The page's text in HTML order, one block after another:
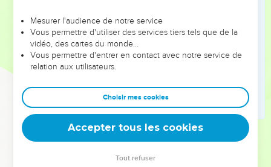
leur foi ou leur vision. Mais on voit moins les doutes, les erreurs
et les saisons difficiles qu'ils ont traversés, alors même que ce
sont elles qui les ont façonnés.
Dans cette conférence, leaders, entrepreneurs, et responsables
clés pour avancer avec plus de sagesse afin que leurs erreurs
deviennent vos tremplins. Que vous guidiez un ministère, une
équipe, un groupe ou une famille, leur expérience est faite
Mesurer l'audience de notre service
Vous permettre d'utiliser des services tiers tels que de la
vidéo, des cartes du monde…
Vous permettre d'entrer en contact avec notre service de
relation aux utilisateurs.
Choisir mes cookies
Accepter tous les cookies
Tout refuser